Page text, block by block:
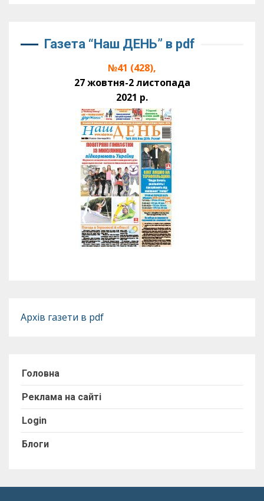
Газета “Наш ДЕНЬ” в pdf
№41 (428),
27 жовтня-2 листопада
2021 р.
Архів газети в pdf
Головна
Реклама на сайті
Login
Блоги